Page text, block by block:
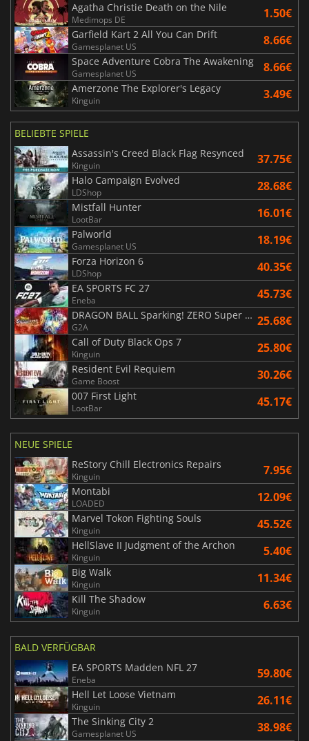
Agatha Christie Death on the Nile
Medimops DE 1.50€
Garfield Kart 2 All You Can Drift
Gamesplanet US 8.66€
Space Adventure Cobra The Awakening
Gamesplanet US 8.66€
Amerzone The Explorer's Legacy
Kinguin 3.49€
BELIEBTE SPIELE
Assassin's Creed Black Flag Resynced
Kinguin 37.75€
Halo Campaign Evolved
LDShop 28.68€
Mistfall Hunter
LootBar 16.01€
Palworld
Gamesplanet US 18.19€
Forza Horizon 6
LDShop 40.35€
EA SPORTS FC 27
Eneba 45.73€
DRAGON BALL Sparking! ZERO Super Limit Breaking NEO
G2A 25.68€
Call of Duty Black Ops 7
Kinguin 25.80€
Resident Evil Requiem
Game Boost 30.26€
007 First Light
LootBar 45.17€
NEUE SPIELE
ReStory Chill Electronics Repairs
Kinguin 7.95€
Montabi
LOADED 12.09€
Marvel Tokon Fighting Souls
Kinguin 45.52€
HellSlave II Judgment of the Archon
Kinguin 5.40€
Big Walk
Kinguin 11.34€
Kill The Shadow
Kinguin 6.63€
BALD VERFÜGBAR
EA SPORTS Madden NFL 27
Eneba 59.80€
Hell Let Loose Vietnam
Kinguin 26.11€
The Sinking City 2
Gamesplanet US 38.98€